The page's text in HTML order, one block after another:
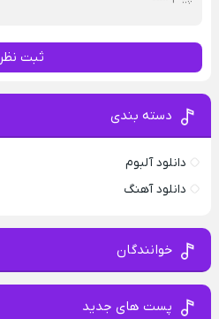
ثبت نظر
دسته بندی
دانلود آلبوم
دانلود آهنگ
خوانندگان
پست های جدید